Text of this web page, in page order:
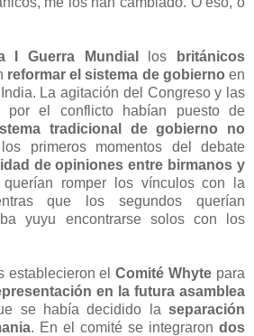
I Guerra Mundial los
británicos
reformar el sistema de gobierno en
La agitación del Congreso y las
por el conflicto habían puesto de
tradicional de gobierno no
primeros momentos del debate
de opiniones entre birmanos y
romper los vínculos con la
que los segundos querían
yuyu encontrarse solos con los
establecieron elComité Whyte para
en la futura asamblea
se había decidido la separación
. En el comité se integraron dos